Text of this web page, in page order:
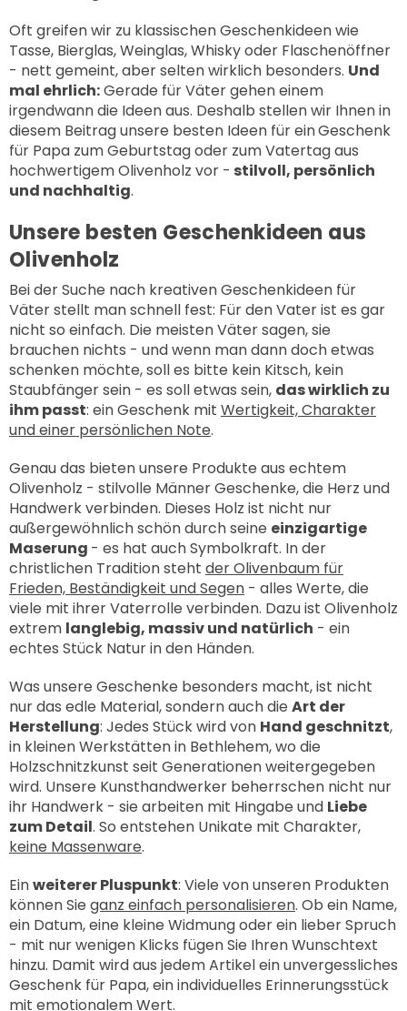
Oft greifen wir zu klassischen Geschenkideen wie
Tasse, Bierglas, Weinglas, Whisky oder Flaschenöffner
- nett gemeint, aber selten wirklich besonders. Und
mal ehrlich:Gerade für Väter gehen einem
irgendwann die Ideen aus. Deshalb stellen wir Ihnen in
diesem Beitrag unsere besten Ideen für einGeschenk
für Papa zum Geburtstag oder zum Vatertag aus
hochwertigem Olivenholz vor - stilvoll, persönlich
und nachhaltig.
Unsere besten Geschenkideen aus
Olivenholz
Bei der Suche nach kreativen Geschenkideen für
Väter stellt man schnell fest: Für den Vater ist es gar
nicht so einfach. Die meisten Väter sagen, sie
brauchen nichts - und wenn man dann doch etwas
schenken möchte, soll es bitte kein Kitsch, kein
Staubfänger sein - es soll etwas sein, das wirklich zu
ihm passt: ein Geschenk mit Wertigkeit, Charakter
und einer persönlichen Note.
Genau das bieten unsere Produkte aus echtem
Olivenholz - stilvolle Männer Geschenke, die Herz und
Handwerk verbinden. Dieses Holz ist nicht nur
außergewöhnlich schön durch seine einzigartige
Maserung - es hat auch Symbolkraft. In der
christlichen Tradition steht der Olivenbaum für
Frieden, Beständigkeit und Segen - alles Werte, die
viele mit ihrer Vaterrolle verbinden. Dazu ist Olivenholz
extrem langlebig, massiv und natürlich - ein
echtes Stück Natur in den Händen.
Was unsere Geschenke besonders macht, ist nicht
nur das edle Material, sondern auch die Art der
Herstellung: Jedes Stück wird von Hand geschnitzt,
in kleinen Werkstätten in Bethlehem, wo die
Holzschnitzkunst seit Generationen weitergegeben
wird. Unsere Kunsthandwerker beherrschen nicht nur
ihr Handwerk - sie arbeiten mit Hingabe und Liebe
zum Detail. So entstehen Unikate mit Charakter,
keine Massenware.
Einweiterer Pluspunkt: Viele von unseren Produkten
können Sie ganz einfach personalisieren. Ob ein Name,
ein Datum, eine kleine Widmung oder ein lieber Spruch
- mit nur wenigen Klicks fügen Sie Ihren Wunschtext
hinzu. Damit wird aus jedem Artikel ein unvergessliches
Geschenk für Papa, ein individuelles Erinnerungsstück
mit emotionalem Wert.